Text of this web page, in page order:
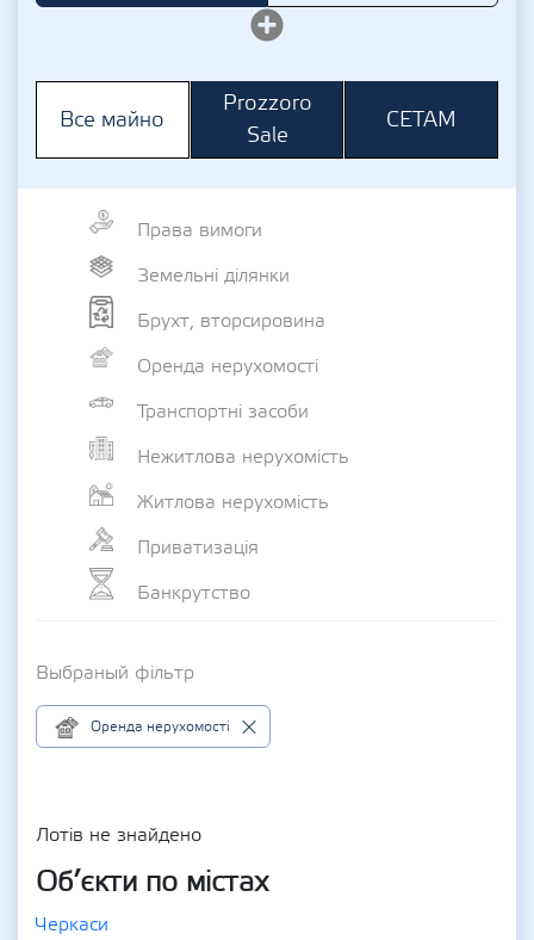
Все майно
Prozzoro
Sale
СЕТАМ
Права вимоги
Земельні ділянки
Брухт, вторсировина
Оренда нерухомості
Транспортні засоби
Нежитлова нерухомість
Житлова нерухомість
Приватизація
Банкрутство
Выбраный фільтр
Оренда нерухомості
Лотів не знайдено
Об’єкти по містах
Черкаси